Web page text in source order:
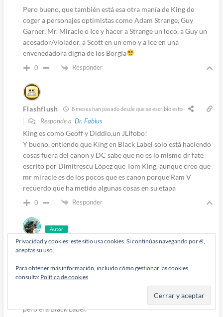
Pero bueno, que también está esa otra manía de King de
coger a personajes optimistas como Adam Strange, Guy
Garner, Mr. Miracle o Ice y hacer a Strange un loco, a Guy un
acosador/violador, a Scott en un emo y a Ice en una
envenedadora digna de los Borgia
0 Responder
Flashflush 8 meses han pasado desde que se escribió esto
Responde a Dr. Fabius
King es como Geoff y Diddio,un JLIfobo!
Y bueno, entiendo que King en Black Label solo está haciendo
cosas fuera del canon y DC sabe que no es lo mismo dr fate
escrito por Dimitrescu López que Tom King, aunque creo que
mr miracle es de los pocos que es canon porque Ram V
recuerdo que ha metido algunas cosas en su etapa
0 Responder
Autor
Diógenes Pantarújez
8 meses han pasado desde que se escribió esto
Responde a Flashflush
No, si el tío es superfan. Lo que hizo con Wally en el crossover
de los dementes aquel fue porque DiDio estaba empeñado en
enmierdar a Wally, luego en Blanco Humano ya fue otro rollo,
pero era Black Label.
Privacidad y cookies: este sitio usa cookies. Si continúas navegando por él,
aceptas su uso.
Para obtener más información, incluido cómo gestionar las cookies,
consulta: Política de cookies